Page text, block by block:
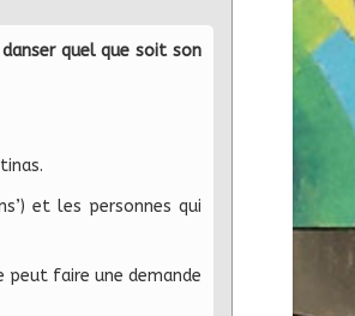
quel que soit son
et les personnes qui
peut faire une demande